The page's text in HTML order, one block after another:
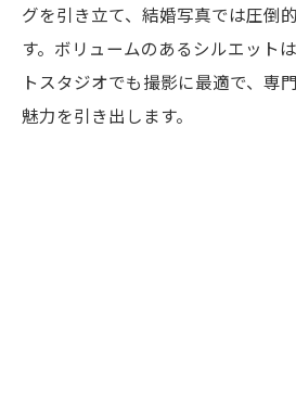
グを引き立て、結婚写真では圧倒
す。ボリュームのあるシルエット
トスタジオでも撮影に最適で、専
魅力を引き出します。